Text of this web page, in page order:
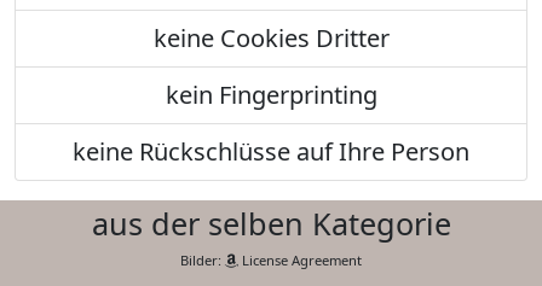
keine Cookies Dritter
kein Fingerprinting
keine Rückschlüsse auf Ihre Person
aus der selben Kategorie
Bilder: License Agreement